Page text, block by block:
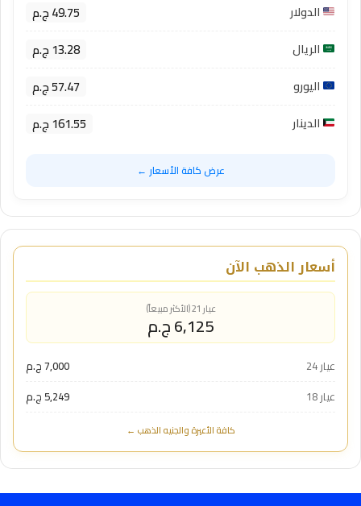
الدولار 49.75 ج.م
الريال 13.28 ج.م
اليورو 57.47 ج.م
الدينار 161.55 ج.م
عرض كافة الأسعار ←
أسعار الذهب الآن
عيار 21 (الأكثر مبيعاً)
6,125 ج.م
عيار 24
7,000 ج.م
عيار 18
5,249 ج.م
كافة الأعيرة والجنيه الذهب ←